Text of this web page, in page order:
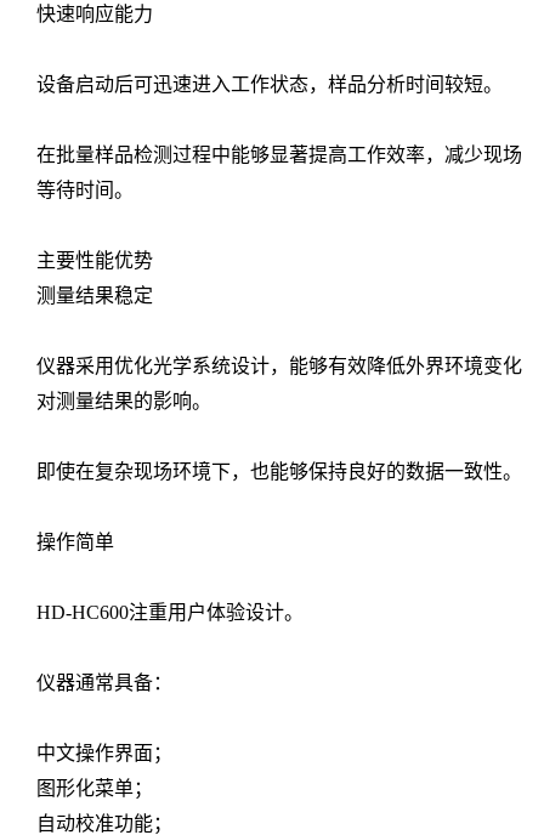
快速响应能力
设备启动后可迅速进入工作状态，样品分析时间较短。
在批量样品检测过程中能够显著提高工作效率，减少现场
等待时间。
主要性能优势
测量结果稳定
仪器采用优化光学系统设计，能够有效降低外界环境变化
对测量结果的影响。
即使在复杂现场环境下，也能够保持良好的数据一致性。
操作简单
HD-HC600注重用户体验设计。
仪器通常具备：
中文操作界面；
图形化菜单；
自动校准功能；